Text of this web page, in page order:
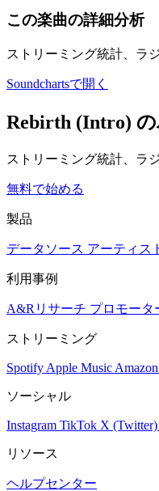
この楽曲の詳細分析
ストリーミング統計、ラ
Soundchartsで開く
Rebirth (Intro)
ストリーミング統計、ラ
無料で始める
製品
データソース アーティス
利用事例
A&Rリサーチ プロモータ
ストリーミング
Spotify Apple Music
ソーシャル
Instagram TikTok X (Twitter)
リソース
ヘルプセンター